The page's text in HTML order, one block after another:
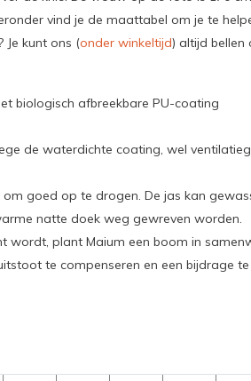
vind je de maattabel om je te
Je kunt ons (onder winkeltijd) altijd bellen
biologisch afbreekbare PU-coating
de waterdichte coating, wel
goed op te drogen. De jas kan
natte doek weg gewreven worden.
wordt, plant Maium een boom in
te compenseren en een bijdrage